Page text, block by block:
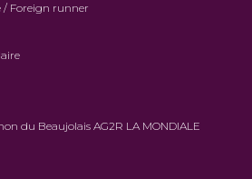
Foreign runner
du Beaujolais AG2R LA MONDIALE